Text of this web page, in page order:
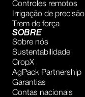
Controles remotos
Irrigação de precisão
Trem de força
SOBRE
Sobre nós
Sustentabilidade
CropX
AgPack Partnership
Garantias
Contas nacionais